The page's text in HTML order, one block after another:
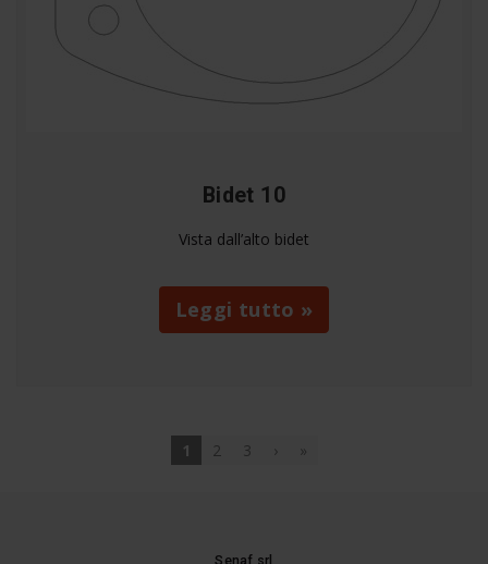
Bidet 10
Vista dall’alto bidet
Leggi tutto »
1 2 3 › »
Senaf srl